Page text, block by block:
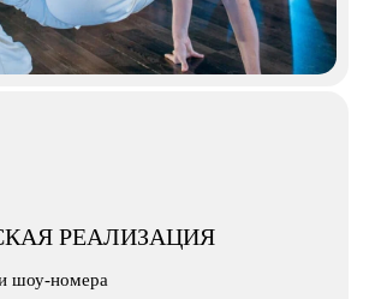
РЕАЛИЗАЦИЯ
шоу-номера